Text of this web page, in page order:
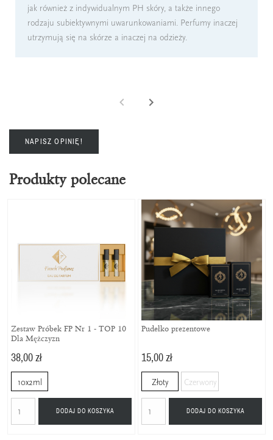
jak również z indywidualnym PH skóry, a także innego
rodzaju subiektywnymi uwarunkowaniami. Perfumy inaczej
utrzymują się na skórze a inaczej na odzieży.
NAPISZ OPINIĘ!
Produkty polecane
Zestaw Próbek FP Nr 1 - TOP 10
Dla Mężczyzn
38,00 zł
10x2ml
DODAJ DO KOSZYKA
Pudełko prezentowe
15,00 zł
Złoty Czerwony
DODAJ DO KOSZYKA